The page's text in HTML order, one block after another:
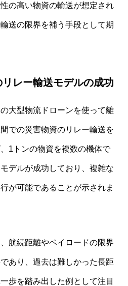
の高い物資の輸送が想定され
送の限界を補う手段として期
レー輸送モデルの成功
大型物流ドローンを使って離
での災害物資のリレー輸送を
1トンの物資を複数の機体で
デルが成功しており、複雑な
が可能であることが示されま
航続距離やペイロードの限界
あり、過去は難しかった長距
歩を踏み出した例として注目